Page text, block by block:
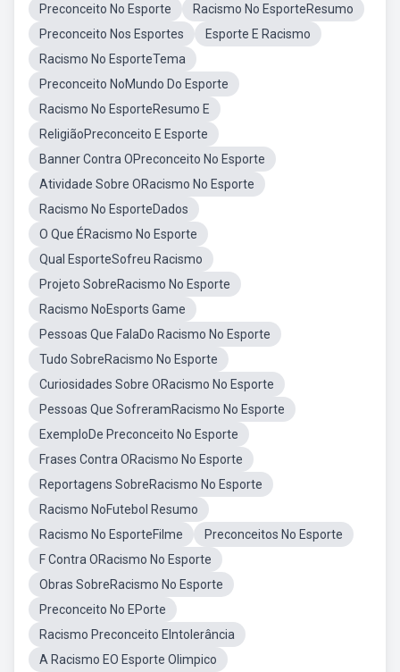
Preconceito No Esporte
Racismo No EsporteResumo
Preconceito Nos Esportes
Esporte E Racismo
Racismo No EsporteTema
Preconceito NoMundo Do Esporte
Racismo No EsporteResumo E
ReligiãoPreconceito E Esporte
Banner Contra OPreconceito No Esporte
Atividade Sobre ORacismo No Esporte
Racismo No EsporteDados
O Que ÉRacismo No Esporte
Qual EsporteSofreu Racismo
Projeto SobreRacismo No Esporte
Racismo NoEsports Game
Pessoas Que FalaDo Racismo No Esporte
Tudo SobreRacismo No Esporte
Curiosidades Sobre ORacismo No Esporte
Pessoas Que SofreramRacismo No Esporte
ExemploDe Preconceito No Esporte
Frases Contra ORacismo No Esporte
Reportagens SobreRacismo No Esporte
Racismo NoFutebol Resumo
Racismo No EsporteFilme
Preconceitos No Esporte
F Contra ORacismo No Esporte
Obras SobreRacismo No Esporte
Preconceito No EPorte
Racismo Preconceito EIntolerância
A Racismo EO Esporte Olimpico